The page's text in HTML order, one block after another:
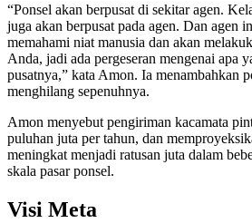
“Ponsel akan berpusat di sekitar agen.
juga akan berpusat pada agen. Dan agen
memahami niat manusia dan akan
Anda, jadi ada pergeseran mengenai apa
pusatnya,” kata Amon. Ia menambahkan
menghilang sepenuhnya.
Amon menyebut pengiriman kacamata
puluhan juta per tahun, dan
meningkat menjadi ratusan juta dalam
skala pasar ponsel.
Visi Meta